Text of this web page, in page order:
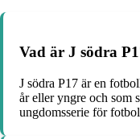
Vad är J södra
J södra P17 är en
år eller yngre och som
ungdomsserie för